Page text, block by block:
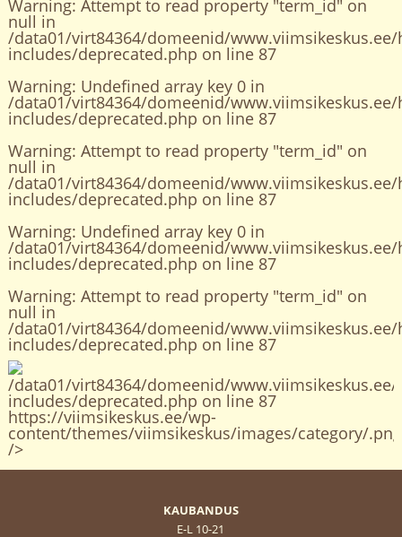
Warning: Attempt to read property "term_id" on
null in
/data01/virt84364/domeenid/
includes/deprecated.php on line 87
Warning: Undefined array key 0 in
/data01/virt84364/domeenid/
includes/deprecated.php on line 87
Warning: Attempt to read property "term_id" on
null in
/data01/virt84364/domeenid/
includes/deprecated.php on line 87
Warning: Undefined array key 0 in
/data01/virt84364/domeenid/
includes/deprecated.php on line 87
Warning: Attempt to read property "term_id" on
null in
/data01/virt84364/domeenid/
includes/deprecated.php on line 87
/data01/virt84364/domeenid/
includes/deprecated.php on line 87
https://viimsikeskus.ee/wp-
content/themes/viimsikeskus/images/category/
/>
KAUBANDUS
E-L 10-21